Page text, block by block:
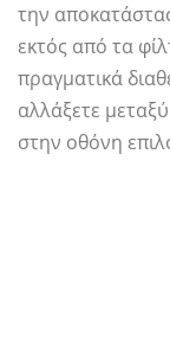
την
εκτός από τα
πραγματικά
αλλάξετε
στην οθόνη